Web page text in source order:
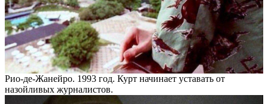
Рио-де-Жанейро. 1993 год. Курт начинает уставать от
назойливых журналистов.